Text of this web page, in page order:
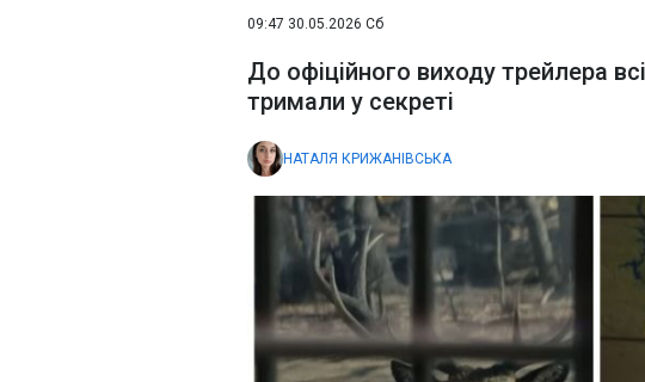
09:47 30.05.2026 Сб
До офіційного виходу трейлера
тримали у секреті
НАТАЛЯ КРИЖАНІВСЬКА